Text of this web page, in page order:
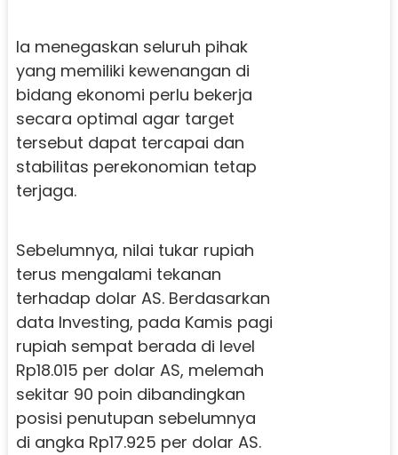
Ia menegaskan seluruh pihak
yang memiliki kewenangan di
bidang ekonomi perlu bekerja
secara optimal agar target
tersebut dapat tercapai dan
stabilitas perekonomian tetap
terjaga.
Sebelumnya, nilai tukar rupiah
terus mengalami tekanan
terhadap dolar AS. Berdasarkan
data Investing, pada Kamis pagi
rupiah sempat berada di level
Rp18.015 per dolar AS, melemah
sekitar 90 poin dibandingkan
posisi penutupan sebelumnya
di angka Rp17.925 per dolar AS.